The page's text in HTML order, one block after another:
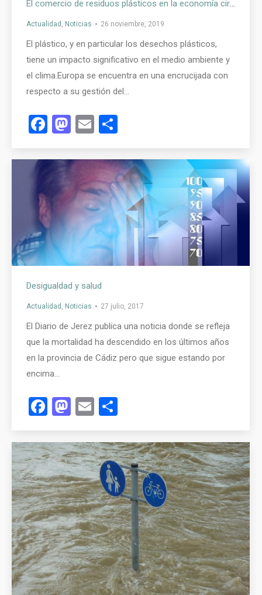
Actualidad Noticias 26 noviembre, 2019
El plástico, y en particular los desechos plásticos,
tiene un impacto significativo en el medio ambiente y
el clima.Europa se encuentra en una encrucijada con
respecto a su gestión del…
Facebook
Mastodon
Email
Desigualdad y salud
Actualidad Noticias 27 julio, 2017
El Diario de Jerez publica una noticia donde se refleja
que la mortalidad ha descendido en los últimos años
en la provincia de Cádiz pero que sigue estando por
encima…
Facebook
Mastodon
Email